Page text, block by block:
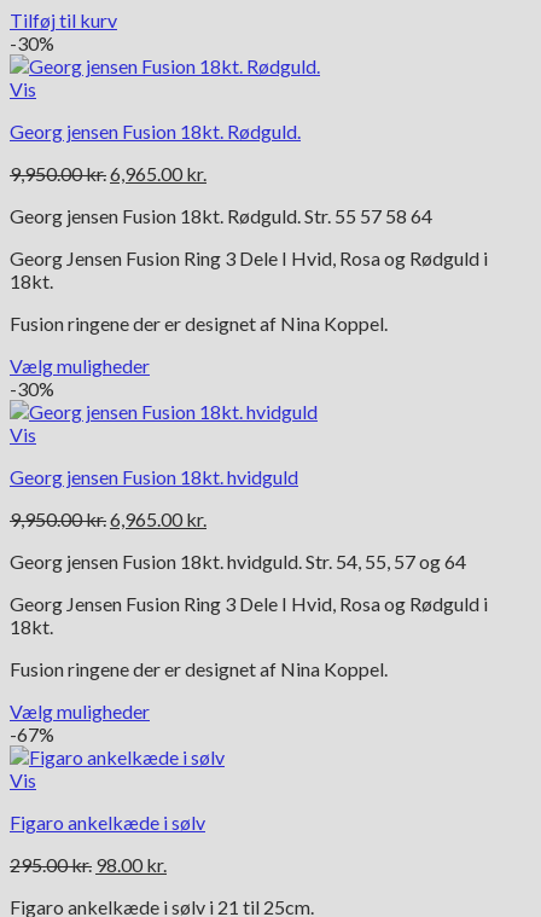
Tilføj til kurv
-30%
Vis
Georg jensen Fusion 18kt. Rødguld.
9,950.00kr.Den
pris
9,950.00 kr..
6,965.00 kr.
pris
6,965.00 kr..
Georg jensen Fusion 18kt. Rødguld. Str. 55 57 58 64
Georg Jensen Fusion Ring 3 Dele I Hvid, Rosa og Rødguld i
18kt.
Fusion ringene der er designet af Nina Koppel.
Vælg muligheder
Dette
vare
har
varianter.
kan
på
varesiden
-30%
Vis
Georg jensen Fusion 18kt. hvidguld
9,950.00kr.Den
pris
9,950.00 kr..
6,965.00 kr.
pris
6,965.00 kr..
Georg jensen Fusion 18kt. hvidguld. Str. 54, 55, 57 og 64
Georg Jensen Fusion Ring 3 Dele I Hvid, Rosa og Rødguld i
18kt.
Fusion ringene der er designet af Nina Koppel.
Vælg muligheder
Dette
vare
har
varianter.
kan
-67%
Vis
Figaro ankelkæde i sølv
295.00kr. Den
pris
98.00 kr.
pris
Figaro ankelkæde i sølv i 21 til 25cm.